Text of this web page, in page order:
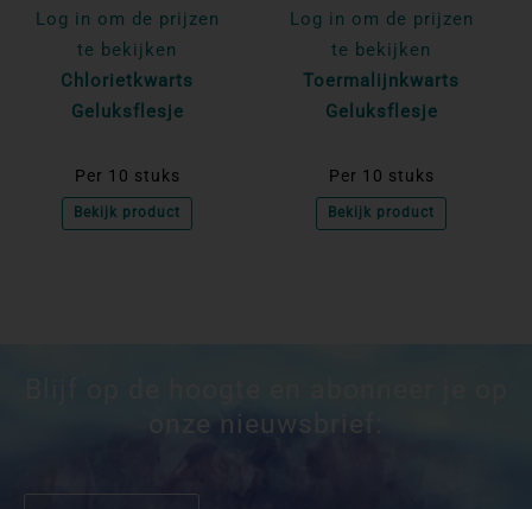
Log in om de prijzen
te bekijken
Chlorietkwarts
Geluksflesje
Per 10 stuks
Bekijk product
Log in om de prijzen
te bekijken
Toermalijnkwarts
Geluksflesje
Per 10 stuks
Bekijk product
onze nieuwsbrief: